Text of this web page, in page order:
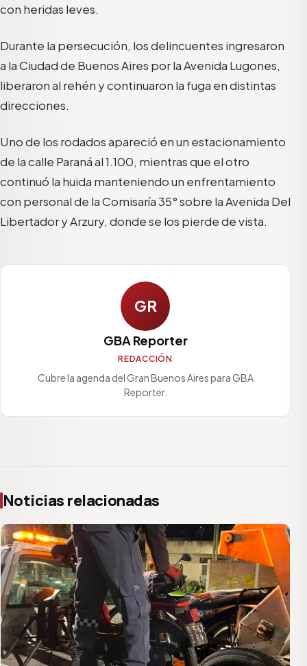
con heridas leves.
Durante la persecución, los delincuentes ingresaron
a la Ciudad de Buenos Aires por la Avenida Lugones,
liberaron al rehén y continuaron la fuga en distintas
direcciones.
Uno de los rodados apareció en un estacionamiento
de la calle Paraná al 1.100, mientras que el otro
continuó la huida manteniendo un enfrentamiento
con personal de la Comisaría 35° sobre la Avenida Del
Libertador y Arzury, donde se los pierde de vista.
GR
GBA Reporter
REDACCIÓN
Cubre la agenda del Gran Buenos Aires para GBA
Reporter.
Noticias relacionadas